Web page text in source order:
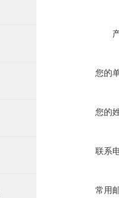
您的
您的
联系
常用